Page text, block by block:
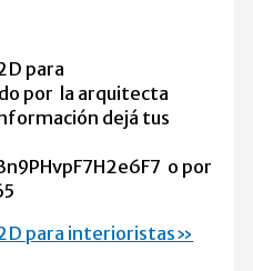
para
por la arquitecta
dejá tus
o por
para interioristas»